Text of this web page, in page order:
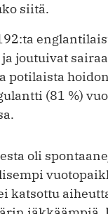
siitä.
joutuivat
potilaista
(81 %)
oli
katsottu